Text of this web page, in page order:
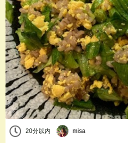
20分以内 misa